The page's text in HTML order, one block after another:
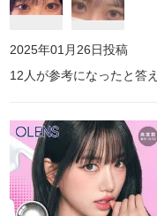
2025年01月26日投稿
12 人が参考になったと答